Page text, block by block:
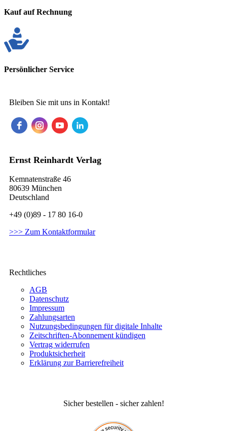
Kauf auf Rechnung
Persönlicher Service
Bleiben Sie mit uns in Kontakt!
Ernst Reinhardt Verlag
Kemnatenstraße 46
80639 München
Deutschland
+49 (0)89 - 17 80 16-0
>>> Zum Kontaktformular
Rechtliches
AGB
Datenschutz
Impressum
Zahlungsarten
Nutzungsbedingungen für digitale Inhalte
Zeitschriften-Abonnement kündigen
Vertrag widerrufen
Produktsicherheit
Erklärung zur Barrierefreiheit
Sicher bestellen - sicher zahlen!